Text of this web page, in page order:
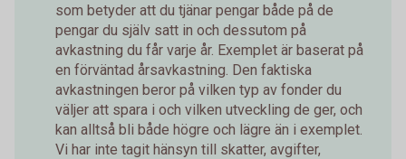
som betyder att du tjänar pengar både på de
pengar du själv satt in och dessutom på
avkastning du får varje år. Exemplet är baserat på
en förväntad årsavkastning. Den faktiska
avkastningen beror på vilken typ av fonder du
väljer att spara i och vilken utveckling de ger, och
kan alltså bli både högre och lägre än i exemplet.
Vi har inte tagit hänsyn till skatter, avgifter,